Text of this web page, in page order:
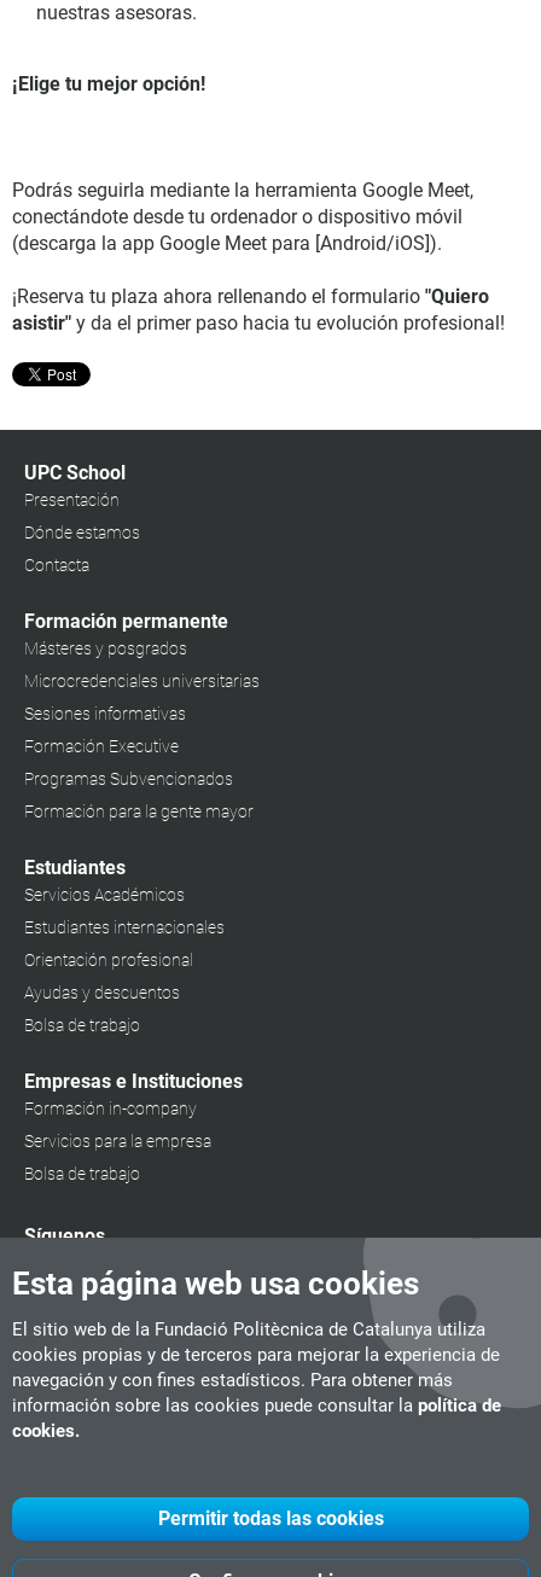
Esta página web usa cookies
El sitio web de la Fundació Politècnica de Catalunya utiliza
cookies propias y de terceros para mejorar la experiencia de
navegación y con fines estadísticos. Para obtener más
información sobre las cookies puede consultar la política de
cookies.
Permitir todas las cookies
nuestras asesoras.
¡Elige tu mejor opción!
Podrás seguirla mediante la herramienta Google Meet,
conectándote desde tu ordenador o dispositivo móvil
(descarga la app Google Meet para [Android/iOS]).
¡Reserva tu plaza ahora rellenando el formulario "Quiero
asistir" y da el primer paso hacia tu evolución profesional!
UPC School
Presentación
Dónde estamos
Contacta
Formación permanente
Másteres y posgrados
Microcredenciales universitarias
Sesiones informativas
Formación Executive
Programas Subvencionados
Formación para la gente mayor
Estudiantes
Servicios Académicos
Estudiantes internacionales
Orientación profesional
Ayudas y descuentos
Bolsa de trabajo
Empresas e Instituciones
Formación in-company
Servicios para la empresa
Bolsa de trabajo
Síguenos